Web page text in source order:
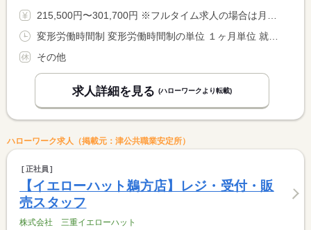
215,500円〜301,700円 ※フルタイム求人の場合は月額（換算額）、パート求人の場合は時間額を表示しています。
その他
求人詳細を見る (ハローワークより転載)
ハローワーク求人（掲載元：津公共職業安定所）
正社員
【イエローハット鵜方店】レジ・受付・販
売スタッフ
株式会社 三重イエローハット